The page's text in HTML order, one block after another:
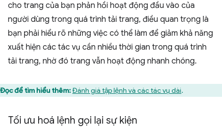
cho trang của bạn phản hồi hoạt động đầu vào của
người dùng trong quá trình tải trang, điều quan trọng là
bạn phải hiểu rõ những việc có thể làm để giảm khả năng
xuất hiện các tác vụ cần nhiều thời gian trong quá trình
tải trang, nhờ đó trang vẫn hoạt động nhanh chóng.
Đọc để tìm hiểu thêm:Đánh giá tập lệnh và các tác vụ dài.
Tối ưu hoá lệnh gọi lại sự kiện